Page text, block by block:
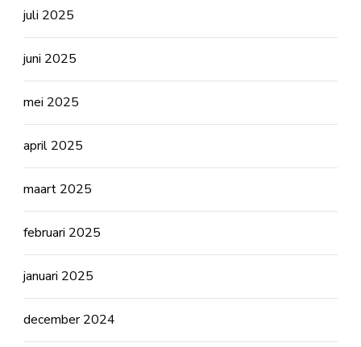
juli 2025
juni 2025
mei 2025
april 2025
maart 2025
februari 2025
januari 2025
december 2024